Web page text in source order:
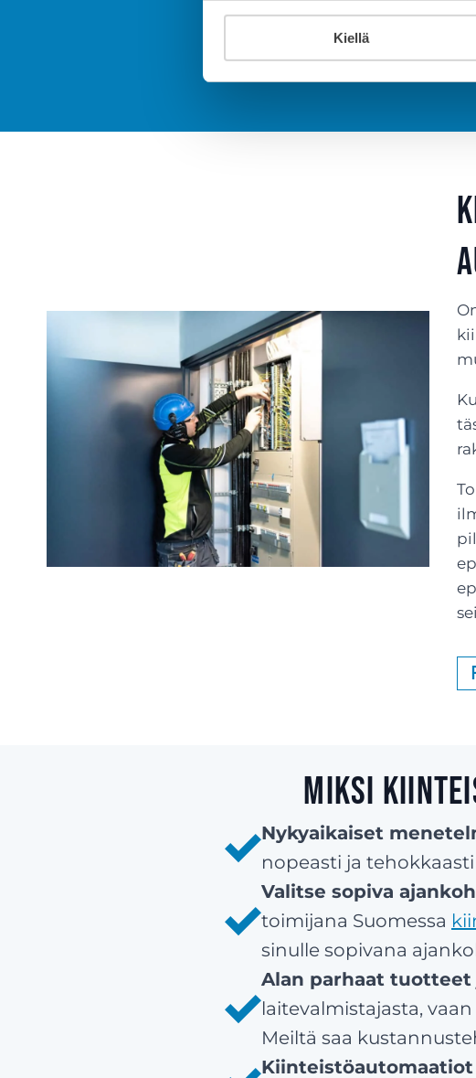
Kiellä
Miksi
Nykyaikaiset
nopeasti ja
Valitse sopiva
toimijana Suomessa
sinulle sopivana
Alan parhaat
laitevalmistajasta,
Meiltä saa